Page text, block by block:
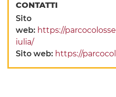
CONTATTI
Sito
web: https://
iulia/
Sito web: https://